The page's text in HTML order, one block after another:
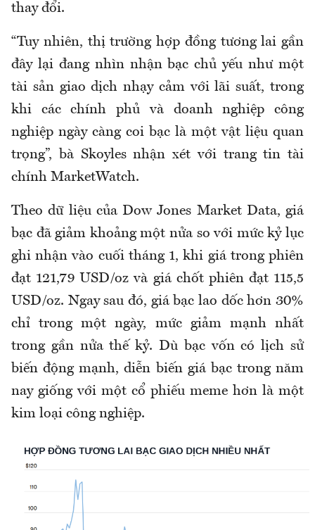
thay đổi.
“Tuy nhiên, thị trường hợp đồng tương lai gần
đây lại đang nhìn nhận bạc chủ yếu như một
tài sản giao dịch nhạy cảm với lãi suất, trong
khi các chính phủ và doanh nghiệp công
nghiệp ngày càng coi bạc là một vật liệu quan
trọng”, bà Skoyles nhận xét với trang tin tài
chính MarketWatch.
Theo dữ liệu của Dow Jones Market Data, giá
bạc đã giảm khoảng một nửa so với mức kỷ lục
ghi nhận vào cuối tháng 1, khi giá trong phiên
đạt 121,79 USD/oz và giá chốt phiên đạt 115,5
USD/oz. Ngay sau đó, giá bạc lao dốc hơn 30%
chỉ trong một ngày, mức giảm mạnh nhất
trong gần nửa thế kỷ. Dù bạc vốn có lịch sử
biến động mạnh, diễn biến giá bạc trong năm
nay giống với một cổ phiếu meme hơn là một
kim loại công nghiệp.